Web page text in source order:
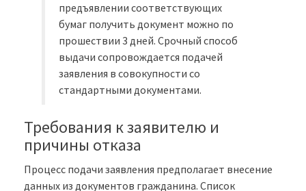
предъявлении соответствующих
бумаг получить документ можно по
прошествии 3 дней. Срочный способ
выдачи сопровождается подачей
заявления в совокупности со
стандартными документами.
Требования к заявителю и
причины отказа
Процесс подачи заявления предполагает внесение
данных из документов гражданина. Список